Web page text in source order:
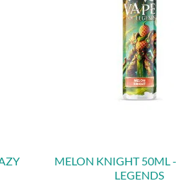
APERÇU
MELON KNIGHT 50ML
LEGENDS